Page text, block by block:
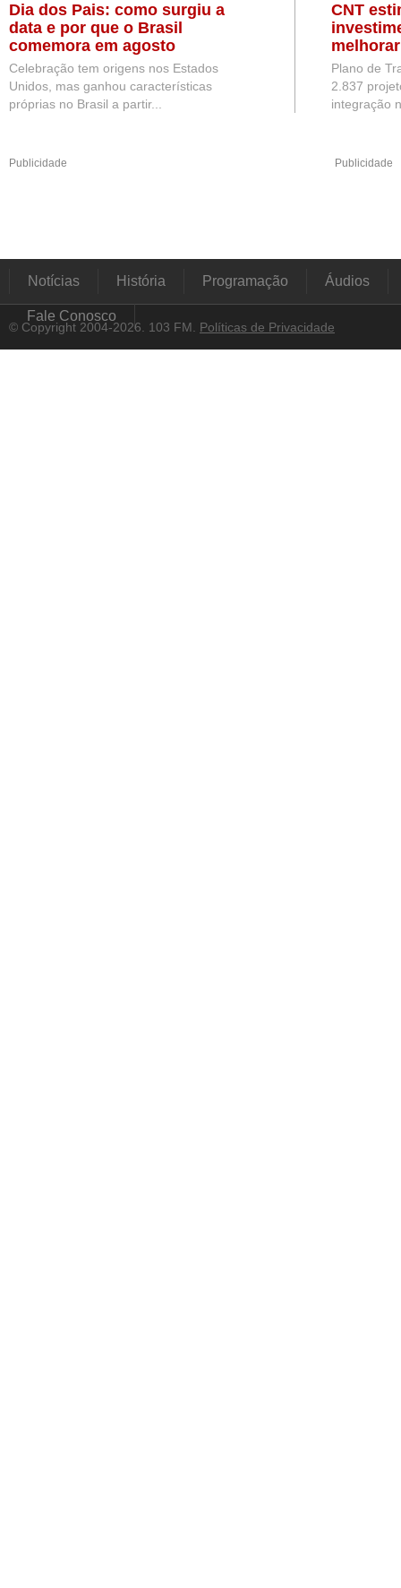
Dia dos Pais: como surgiu a
data e por que o Brasil
comemora em agosto
Celebração tem origens nos Estados
Unidos, mas ganhou características
próprias no Brasil a partir...
CNT
Brasil
Plano de
2.837
integração
Publicidade Publicidade
Notícias História Programação Áudios
Fale Conosco
© Copyright 2004-2026. 103 FM. Políticas de Privacidade